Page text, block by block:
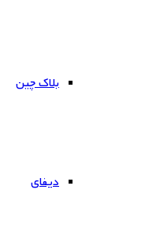
بلاک چین
دیفای